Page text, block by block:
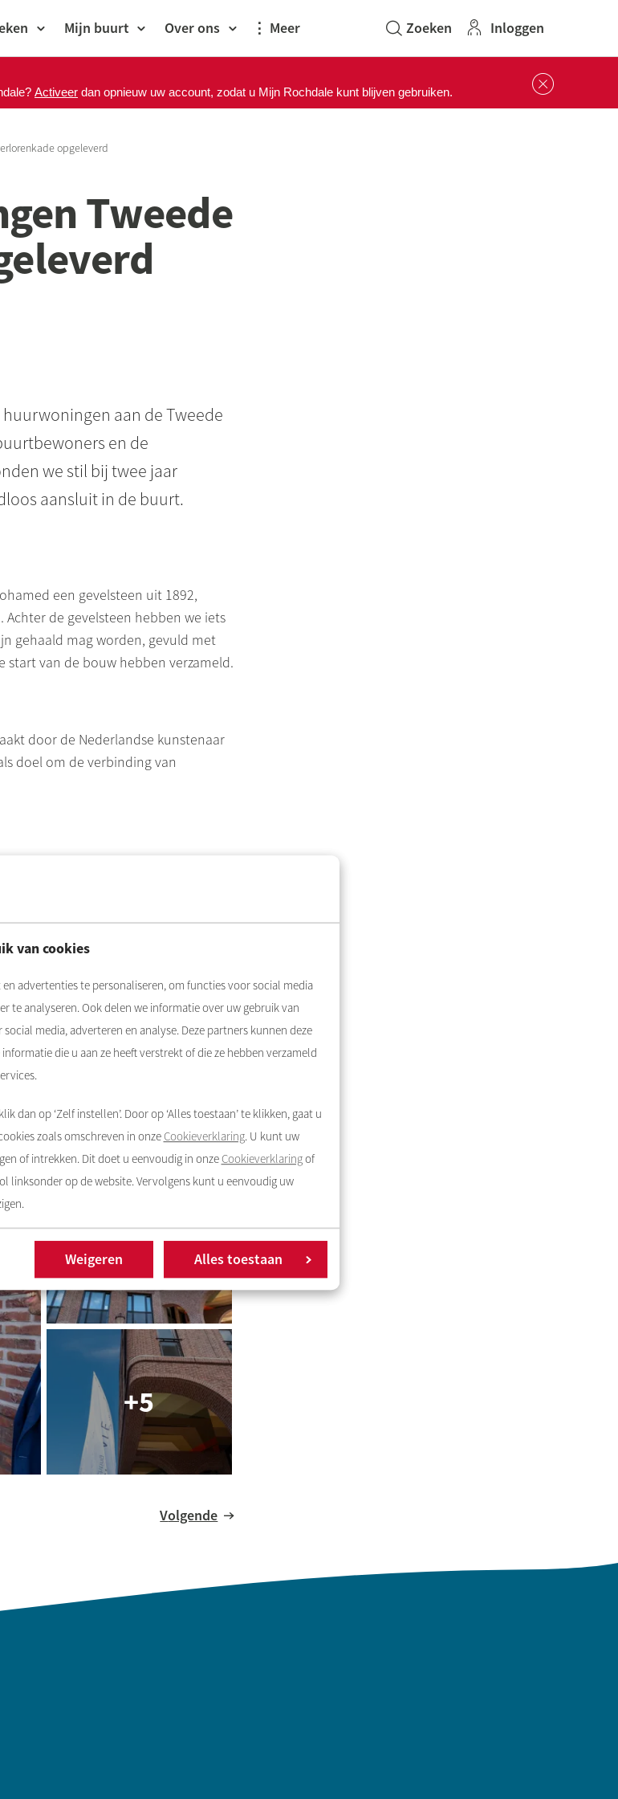
van cookies
advertenties te personaliseren, om functies voor social media
te analyseren. Ook delen we informatie over uw gebruik van
media, adverteren en analyse. Deze partners kunnen deze
die u aan ze heeft verstrekt of die ze hebben verzameld
dan op ‘Zelf instellen’. Door op ‘Alles toestaan’ te klikken, gaat u
zoals omschreven in onze Cookieverklaring. U kunt uw
of intrekken. Dit doet u eenvoudig in onze Cookieverklaringof
linksonder op de website. Vervolgens kunt u eenvoudig uw
Weigeren Alles toestaan
Mijn buurt Over ons Meer Inloggen
Activeer dan opnieuw uw account, zodat u Mijn Rochdale kunt blijven gebruiken.
opgeleverd
Tweede
aan de Tweede
en de
we stil bij twee jaar
aansluit in de buurt.
een gevelsteen uit 1892,
de gevelsteen hebben we iets
gehaald mag worden, gevuld met
van de bouw hebben verzameld.
door de Nederlandse kunstenaar
doel om de verbinding van
West, op een rustige plek aan het
drukte van de Kinkerstraat en de
van tussen de
veel mogelijk 55-plussers te
jaar of ouder. Mensen die daarmee
en vaak een grotere woning
Bouwgroep. De sloop en bouw
Volgende